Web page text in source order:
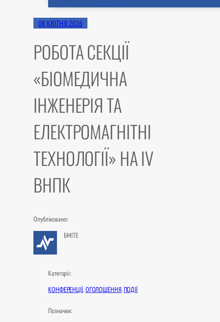
08 КВІТНЯ 2026
РОБОТА СЕКЦІЇ
«БІОМЕДИЧНА
ІНЖЕНЕРІЯ ТА
ЕЛЕКТРОМАГНІТНІ
ТЕХНОЛОГІЇ» НА IV
ВНПК
Опубліковано:
БМІТЕ
Категорії:
КОНФЕРЕНЦІЇ, ОГОЛОШЕННЯ, ПОДІЇ
Позначки: